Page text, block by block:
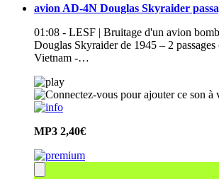
avion AD-4N Douglas Skyraider
01:08 - LESF | Bruitage d'un avion
Douglas Skyraider de 1945 – 2
Vietnam -…
MP3 2,40€